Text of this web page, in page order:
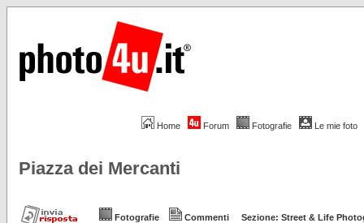
Home Forum Fotografie Le mie foto
Piazza dei Mercanti
Fotografie Commenti Sezione: Street & Life